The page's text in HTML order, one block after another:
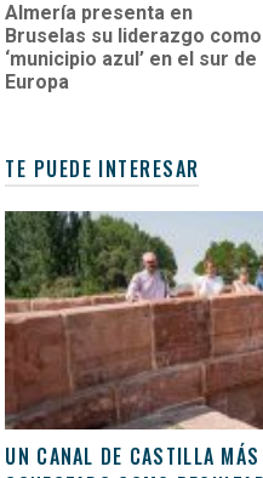
Almería presenta en
Bruselas su liderazgo como
‘municipio azul’ en el sur de
Europa
TE PUEDE INTERESAR
UN CANAL DE CASTILLA